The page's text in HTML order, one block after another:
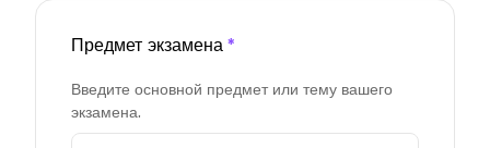
Предмет экзамена *
Введите основной предмет или тему вашего
экзамена.